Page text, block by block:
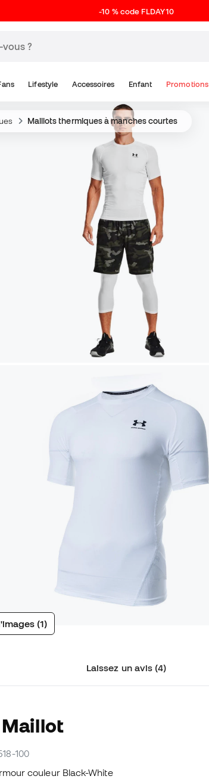
-10 % code FLDAY10
Lifestyle Accessoires Enfant Promotions
Maillots thermiques à manches courtes
(1)
Laissez un avis (4)
100
couleur Black-White